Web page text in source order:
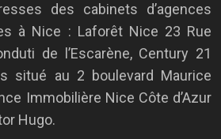
des cabinets d’agences
à Nice : Laforêt Nice 23 Rue
de l’Escarène, Century 21
situé au 2 boulevard Maurice
Immobilière Nice Côte d’Azur
Hugo.